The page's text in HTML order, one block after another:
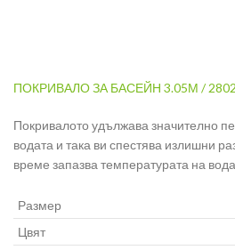
ПОКРИВАЛО ЗА БАСЕЙН 3.05М /
Покривалото удължава значително
водата и така ви спестява излишни
време запазва температурата на
Размер
Цвят